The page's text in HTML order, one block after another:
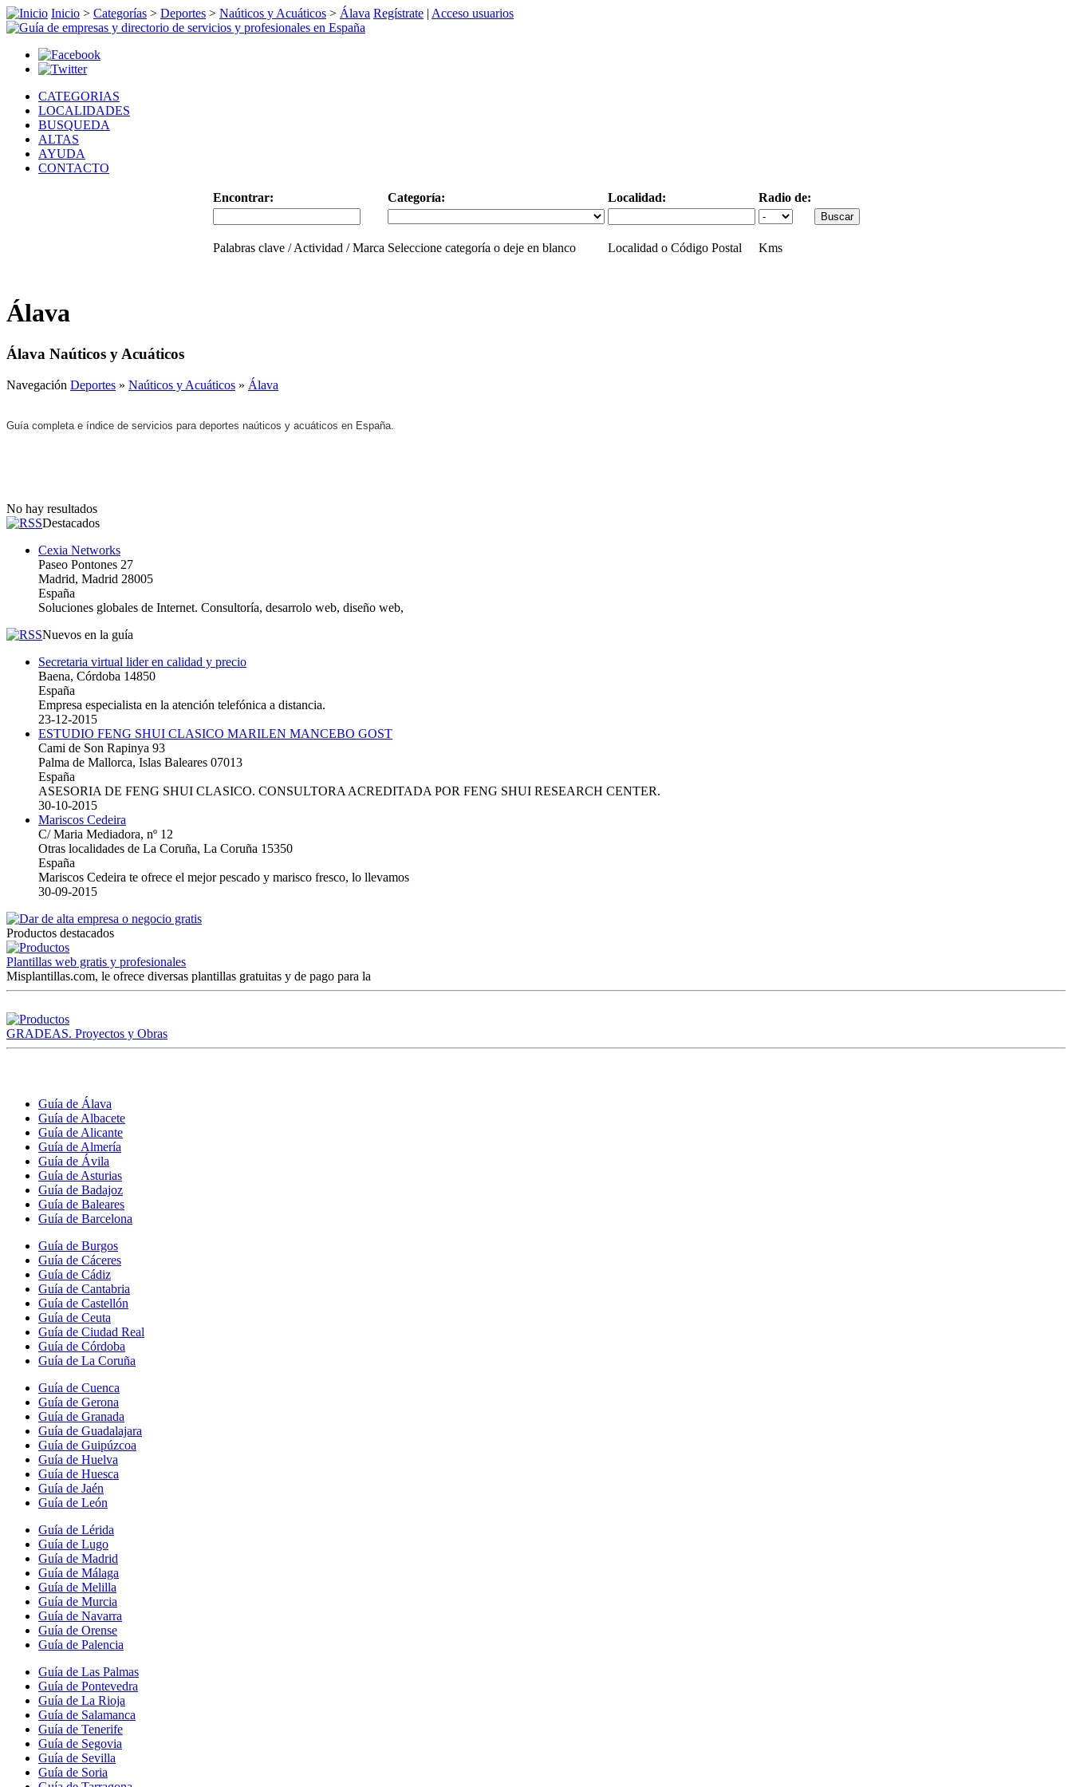
Inicio > Categorías > Deportes > Naúticos y Acuáticos > Álava Regístrate | Acceso usuarios
CATEGORIAS
LOCALIDADES
BUSQUEDA
ALTAS
AYUDA
CONTACTO
Encontrar: Categoría: Localidad: Radio de:
Palabras clave / Actividad / Marca Seleccione categoría o deje en blanco Localidad o Código Postal Kms
Álava
Álava Naúticos y Acuáticos
Navegación Deportes » Naúticos y Acuáticos » Álava
Guía completa e índice de servicios para deportes naúticos y acuáticos en España.
No hay resultados
Destacados
Cexia Networks
Paseo Pontones 27
Madrid, Madrid 28005
España
Soluciones globales de Internet. Consultoría, desarrolo web, diseño web,
Nuevos en la guía
Secretaria virtual lider en calidad y precio
Baena, Córdoba 14850
España
Empresa especialista en la atención telefónica a distancia.
23-12-2015
ESTUDIO FENG SHUI CLASICO MARILEN MANCEBO GOST
Cami de Son Rapinya 93
Palma de Mallorca, Islas Baleares 07013
España
ASESORIA DE FENG SHUI CLASICO. CONSULTORA ACREDITADA POR FENG SHUI RESEARCH CENTER.
30-10-2015
Mariscos Cedeira
C/ Maria Mediadora, nº 12
Otras localidades de La Coruña, La Coruña 15350
España
Mariscos Cedeira te ofrece el mejor pescado y marisco fresco, lo llevamos
30-09-2015
Productos destacados
Plantillas web gratis y profesionales
Misplantillas.com, le ofrece diversas plantillas gratuitas y de pago para la
GRADEAS. Proyectos y Obras
Guía de Álava
Guía de Albacete
Guía de Alicante
Guía de Almería
Guía de Ávila
Guía de Asturias
Guía de Badajoz
Guía de Baleares
Guía de Barcelona
Guía de Burgos
Guía de Cáceres
Guía de Cádiz
Guía de Cantabria
Guía de Castellón
Guía de Ceuta
Guía de Ciudad Real
Guía de Córdoba
Guía de La Coruña
Guía de Cuenca
Guía de Gerona
Guía de Granada
Guía de Guadalajara
Guía de Guipúzcoa
Guía de Huelva
Guía de Huesca
Guía de Jaén
Guía de León
Guía de Lérida
Guía de Lugo
Guía de Madrid
Guía de Málaga
Guía de Melilla
Guía de Murcia
Guía de Navarra
Guía de Orense
Guía de Palencia
Guía de Las Palmas
Guía de Pontevedra
Guía de La Rioja
Guía de Salamanca
Guía de Tenerife
Guía de Segovia
Guía de Sevilla
Guía de Soria